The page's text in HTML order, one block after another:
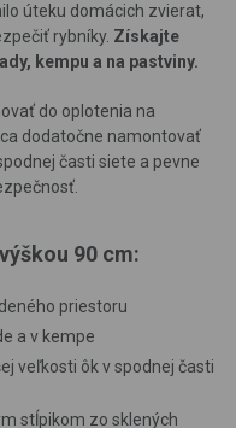
úteku domácich zvierat,
rybníky. Získajte
kempu a na pastviny.
do oplotenia na
dodatočne namontovať
časti siete a pevne
90 cm:
priestoru
a v kempe
veľkosti ôk v spodnej časti
stĺpikom zo sklených